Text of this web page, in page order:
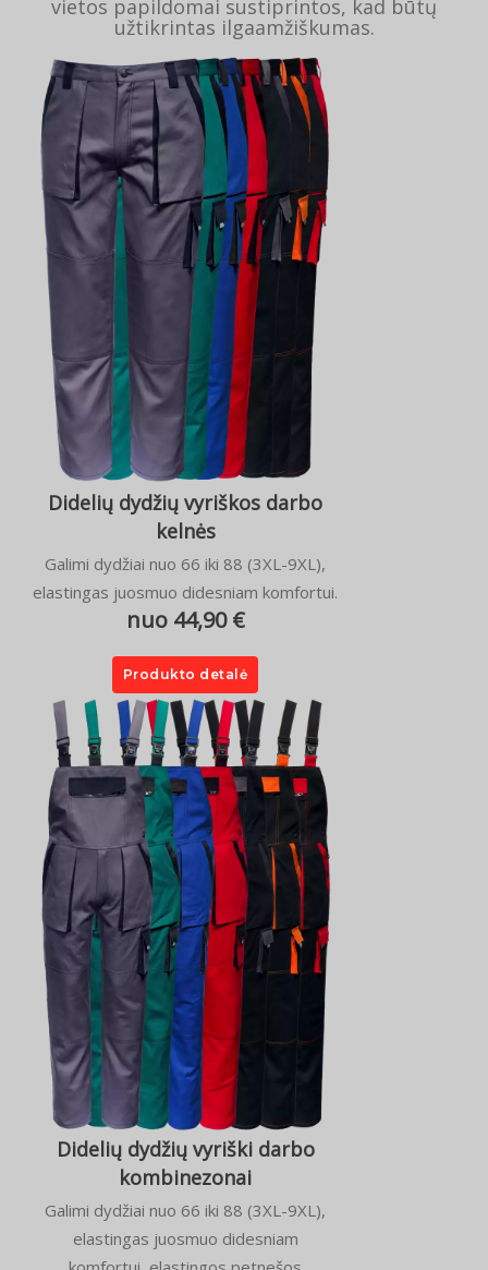
vietos papildomai sustiprintos, kad būtų
užtikrintas ilgaamžiškumas.
Didelių dydžių vyriškos darbo
kelnės
Galimi dydžiai nuo 66 iki 88 (3XL-9XL),
elastingas juosmuo didesniam komfortui.
nuo 44,90 €
Produkto detalė
Didelių dydžių vyriški darbo
kombinezonai
Galimi dydžiai nuo 66 iki 88 (3XL-9XL),
elastingas juosmuo didesniam